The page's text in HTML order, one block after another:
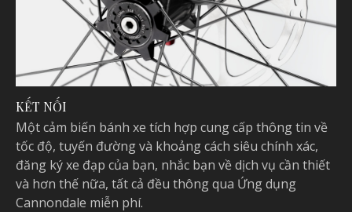
KẾT NỐI
Một cảm biến bánh xe tích hợp cung cấp thông tin về
tốc độ, tuyến đường và khoảng cách siêu chính xác,
đăng ký xe đạp của bạn, nhắc bạn về dịch vụ cần thiết
và hơn thế nữa, tất cả đều thông qua Ứng dụng
Cannondale miễn phí.